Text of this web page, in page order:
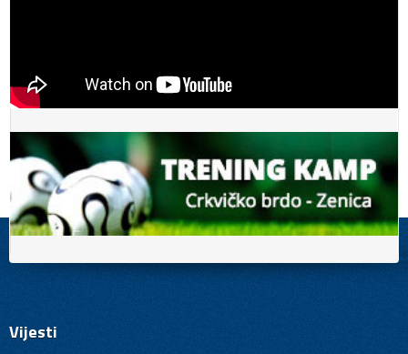
Vijesti